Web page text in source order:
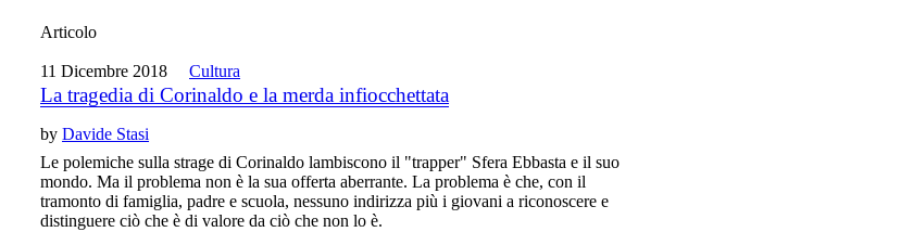
Articolo
11 Dicembre 2018 Cultura
La tragedia di Corinaldo e la merda infiocchettata
byDavide Stasi
Le polemiche sulla strage di Corinaldo lambiscono il "trapper" Sfera Ebbasta e il suo
mondo. Ma il problema non è la sua offerta aberrante. La problema è che, con il
tramonto di famiglia, padre e scuola, nessuno indirizza più i giovani a riconoscere e
distinguere ciò che è di valore da ciò che non lo è.